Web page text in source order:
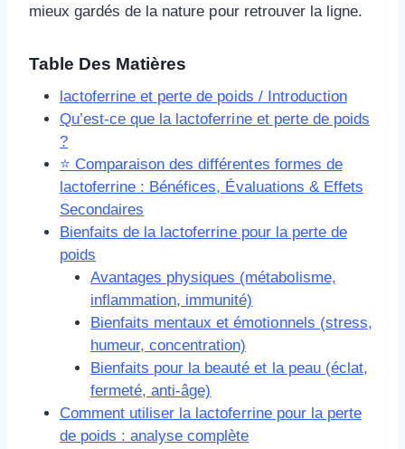
mieux gardés de la nature pour retrouver la ligne.
Table Des Matières
lactoferrine et perte de poids / Introduction
Qu’est-ce que la lactoferrine et perte de poids
?
⭐ Comparaison des différentes formes de
lactoferrine : Bénéfices, Évaluations & Effets
Secondaires
Bienfaits de la lactoferrine pour la perte de
poids
Avantages physiques (métabolisme,
inflammation, immunité)
Bienfaits mentaux et émotionnels (stress,
humeur, concentration)
Bienfaits pour la beauté et la peau (éclat,
fermeté, anti-âge)
Comment utiliser la lactoferrine pour la perte
de poids : analyse complète